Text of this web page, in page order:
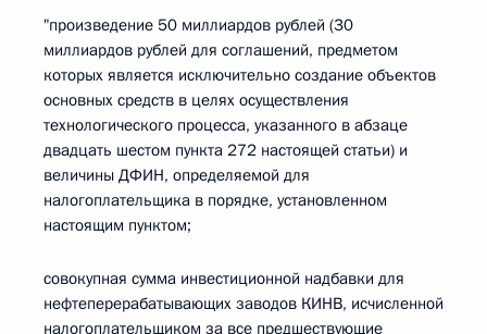
"произведение 50 миллиардов рублей (30
миллиардов рублей для соглашений, предметом
которых является исключительно создание объектов
основных средств в целях осуществления
технологического процесса, указанного в абзаце
двадцать шестом пункта 272 настоящей статьи) и
величины ДФИН, определяемой для
налогоплательщика в порядке, установленном
настоящим пунктом;
совокупная сумма инвестиционной надбавки для
нефтеперерабатывающих заводов КИНВ, исчисленной
налогоплательщиком за все предшествующие